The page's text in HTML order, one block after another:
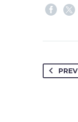
PREV